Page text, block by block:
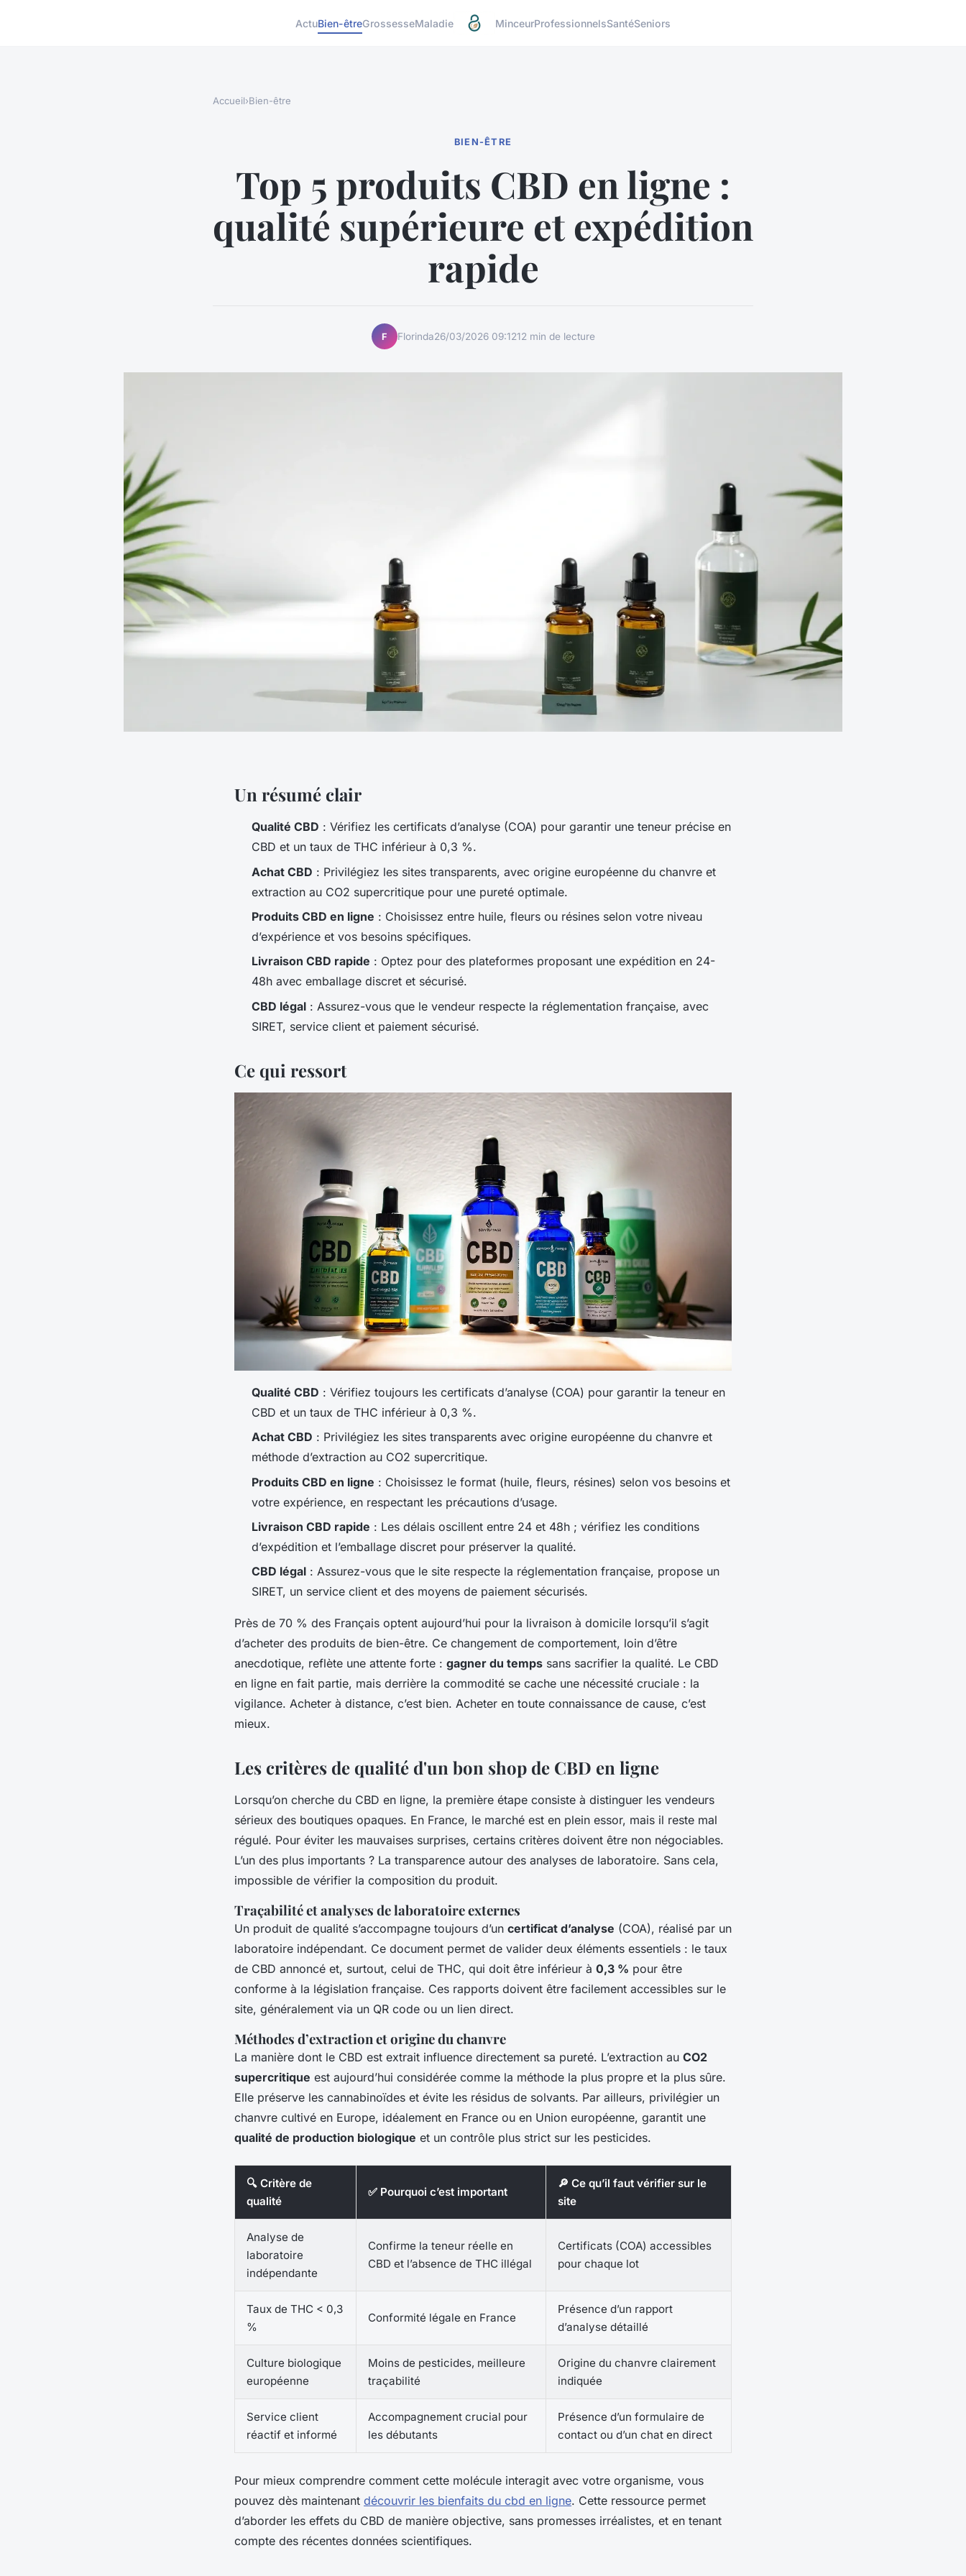
ActuBien-êtreGrossesseMaladie MinceurProfessionnelsSantéSeniors
Accueil›Bien-être
BIEN-ÊTRE
Top 5 produits CBD en ligne :
qualité supérieure et expédition
rapide
F Florinda26/03/2026 09:1212 min de lecture
Un résumé clair
Qualité CBD : Vérifiez les certificats d’analyse (COA) pour garantir une teneur précise en
CBD et un taux de THC inférieur à 0,3 %.
Achat CBD : Privilégiez les sites transparents, avec origine européenne du chanvre et
extraction au CO2 supercritique pour une pureté optimale.
Produits CBD en ligne : Choisissez entre huile, fleurs ou résines selon votre niveau
d’expérience et vos besoins spécifiques.
Livraison CBD rapide : Optez pour des plateformes proposant une expédition en 24-
48h avec emballage discret et sécurisé.
CBD légal : Assurez-vous que le vendeur respecte la réglementation française, avec
SIRET, service client et paiement sécurisé.
Ce qui ressort
Qualité CBD : Vérifiez toujours les certificats d’analyse (COA) pour garantir la teneur en
CBD et un taux de THC inférieur à 0,3 %.
Achat CBD : Privilégiez les sites transparents avec origine européenne du chanvre et
méthode d’extraction au CO2 supercritique.
Produits CBD en ligne : Choisissez le format (huile, fleurs, résines) selon vos besoins et
votre expérience, en respectant les précautions d’usage.
Livraison CBD rapide : Les délais oscillent entre 24 et 48h ; vérifiez les conditions
d’expédition et l’emballage discret pour préserver la qualité.
CBD légal : Assurez-vous que le site respecte la réglementation française, propose un
SIRET, un service client et des moyens de paiement sécurisés.
Près de 70 % des Français optent aujourd’hui pour la livraison à domicile lorsqu’il s’agit
d’acheter des produits de bien-être. Ce changement de comportement, loin d’être
anecdotique, reflète une attente forte : gagner du temps sans sacrifier la qualité. Le CBD
en ligne en fait partie, mais derrière la commodité se cache une nécessité cruciale : la
vigilance. Acheter à distance, c’est bien. Acheter en toute connaissance de cause, c’est
mieux.
Les critères de qualité d'un bon shop de CBD en ligne
Lorsqu’on cherche du CBD en ligne, la première étape consiste à distinguer les vendeurs
sérieux des boutiques opaques. En France, le marché est en plein essor, mais il reste mal
régulé. Pour éviter les mauvaises surprises, certains critères doivent être non négociables.
L’un des plus importants ? La transparence autour des analyses de laboratoire. Sans cela,
impossible de vérifier la composition du produit.
Traçabilité et analyses de laboratoire externes
Un produit de qualité s’accompagne toujours d’un certificat d’analyse (COA), réalisé par un
laboratoire indépendant. Ce document permet de valider deux éléments essentiels : le taux
de CBD annoncé et, surtout, celui de THC, qui doit être inférieur à 0,3 % pour être
conforme à la législation française. Ces rapports doivent être facilement accessibles sur le
site, généralement via un QR code ou un lien direct.
Méthodes d’extraction et origine du chanvre
La manière dont le CBD est extrait influence directement sa pureté. L’extraction au CO2
supercritique est aujourd’hui considérée comme la méthode la plus propre et la plus sûre.
Elle préserve les cannabinoïdes et évite les résidus de solvants. Par ailleurs, privilégier un
chanvre cultivé en Europe, idéalement en France ou en Union européenne, garantit une
qualité de production biologique et un contrôle plus strict sur les pesticides.
🔍 Critère de
qualité
✅ Pourquoi c’est important
🔎 Ce qu’il faut vérifier sur le
site
Analyse de
laboratoire
indépendante
Confirme la teneur réelle en
CBD et l’absence de THC illégal
Certificats (COA) accessibles
pour chaque lot
Taux de THC < 0,3
%
Conformité légale en France
Présence d’un rapport
d’analyse détaillé
Culture biologique
européenne
Moins de pesticides, meilleure
traçabilité
Origine du chanvre clairement
indiquée
Service client
réactif et informé
Accompagnement crucial pour
les débutants
Présence d’un formulaire de
contact ou d’un chat en direct
Pour mieux comprendre comment cette molécule interagit avec votre organisme, vous
pouvez dès maintenant découvrir les bienfaits du cbd en ligne. Cette ressource permet
d’aborder les effets du CBD de manière objective, sans promesses irréalistes, et en tenant
compte des récentes données scientifiques.